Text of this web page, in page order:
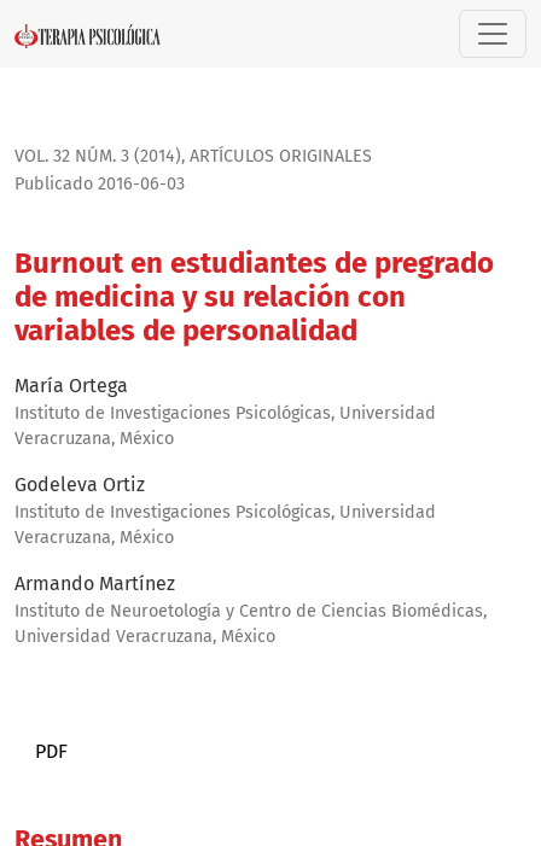
Burnout en estudiantes de pregrado de medicina y su
VOL. 32 NÚM. 3 (2014), ARTÍ­CULOS ORIGINALES
Burnout en estudiantes de pregrado
de medicina y su relación con
variables de personalidad
Publicado 2016-06-03
María Ortega
Instituto de Investigaciones Psicológicas, Universidad
Veracruzana, México
Godeleva Ortiz
Instituto de Investigaciones Psicológicas, Universidad
Veracruzana, México
Armando Martínez
Instituto de Neuroetología y Centro de Ciencias Biomédicas,
Universidad Veracruzana, México
PDF